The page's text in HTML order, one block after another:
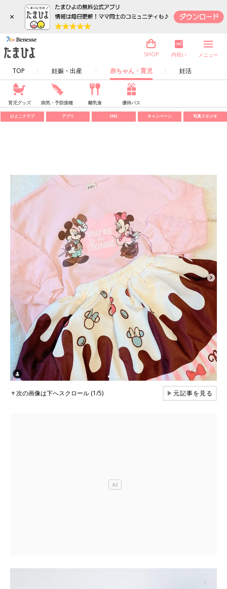
×
TOP 妊娠・出産 赤ちゃん・育児 妊活
SHOP 内祝い メニュー
育児グッズ 病気・予防接種 離乳食 優待パス
ひよこクラブ アプリ SNS キャンペーン 写真スタジオ
▼次の画像は下へスクロール (1/5) ▶元記事を見る